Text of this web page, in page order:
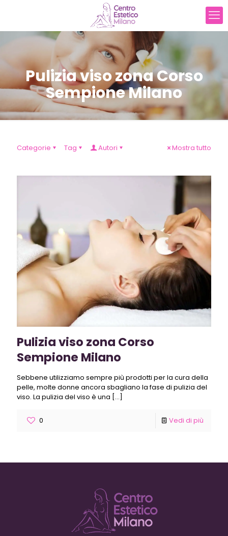
Pulizia viso zona Corso
Sempione Milano
Categorie Tag Autori Mostra tutto
Pulizia viso zona Corso
Sempione Milano
Sebbene utilizziamo sempre più prodotti per la cura della
pelle, molte donne ancora sbagliano la fase di pulizia del
viso. La pulizia del viso è una […]
0 Vedi di più